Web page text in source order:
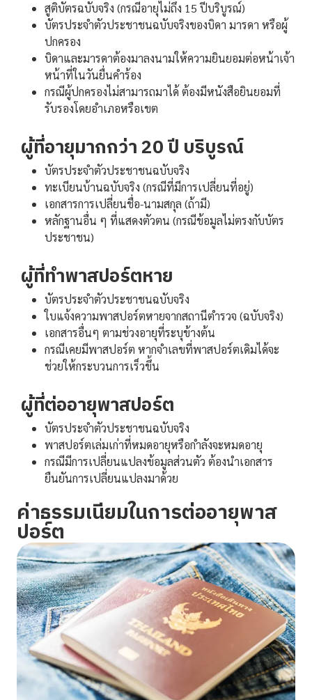
สูติบัตรฉบับจริง (กรณีอายุไม่ถึง 15 ปีบริบูรณ์)
บัตรประจำตัวประชาชนฉบับจริงของบิดา มารดา หรือผู้
ปกครอง
บิดาและมารดาต้องมาลงนามให้ความยินยอมต่อหน้าเจ้า
หน้าที่ในวันยื่นคำร้อง
กรณีผู้ปกครองไม่สามารถมาได้ ต้องมีหนังสือยินยอมที่
รับรองโดยอำเภอหรือเขต
ผู้ที่อายุมากกว่า 20 ปี บริบูรณ์
บัตรประจำตัวประชาชนฉบับจริง
ทะเบียนบ้านฉบับจริง (กรณีที่มีการเปลี่ยนที่อยู่)
เอกสารการเปลี่ยนชื่อ-นามสกุล (ถ้ามี)
หลักฐานอื่น ๆ ที่แสดงตัวตน (กรณีข้อมูลไม่ตรงกับบัตร
ประชาชน)
ผู้ที่ทำพาสปอร์ตหาย
บัตรประจำตัวประชาชนฉบับจริง
ใบแจ้งความพาสปอร์ตหายจากสถานีตำรวจ (ฉบับจริง)
เอกสารอื่นๆ ตามช่วงอายุที่ระบุข้างต้น
กรณีเคยมีพาสปอร์ต หากจำเลขที่พาสปอร์ตเดิมได้จะ
ช่วยให้กระบวนการเร็วขึ้น
ผู้ที่ต่ออายุพาสปอร์ต
บัตรประจำตัวประชาชนฉบับจริง
พาสปอร์ตเล่มเก่าที่หมดอายุหรือกำลังจะหมดอายุ
กรณีมีการเปลี่ยนแปลงข้อมูลส่วนตัว ต้องนำเอกสาร
ยืนยันการเปลี่ยนแปลงมาด้วย
ค่าธรรมเนียมในการต่ออายุพาส
ปอร์ต